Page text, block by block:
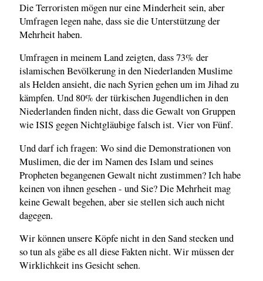
Die Terroristen mögen nur eine Minderheit sein, aber
Umfragen legen nahe, dass sie die Unterstützung der
Mehrheit haben.
Umfragen in meinem Land zeigten, dass 73% der
islamischen Bevölkerung in den Niederlanden Muslime
als Helden ansieht, die nach Syrien gehen um im Jihad zu
kämpfen. Und 80% der türkischen Jugendlichen in den
Niederlanden finden nicht, dass die Gewalt von Gruppen
wie ISIS gegen Nichtgläubige falsch ist. Vier von Fünf.
Und darf ich fragen: Wo sind die Demonstrationen von
Muslimen, die der im Namen des Islam und seines
Propheten begangenen Gewalt nicht zustimmen? Ich habe
keinen von ihnen gesehen - und Sie? Die Mehrheit mag
keine Gewalt begehen, aber sie stellen sich auch nicht
dagegen.
Wir können unsere Köpfe nicht in den Sand stecken und
so tun als gäbe es all diese Fakten nicht. Wir müssen der
Wirklichkeit ins Gesicht sehen.